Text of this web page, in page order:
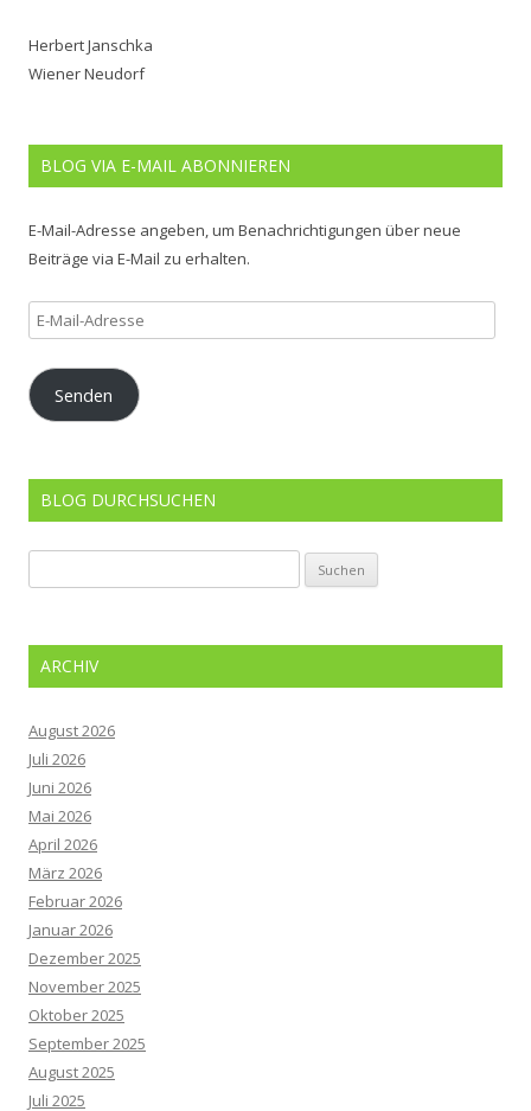
Herbert Janschka
Wiener Neudorf
BLOG VIA E-MAIL ABONNIEREN
E-Mail-Adresse angeben, um Benachrichtigungen über neue
Beiträge via E-Mail zu erhalten.
E-
Mail-
Adresse
Senden
BLOG DURCHSUCHEN
nach:
ARCHIV
August 2026
Juli 2026
Juni 2026
Mai 2026
April 2026
März 2026
Februar 2026
Januar 2026
Dezember 2025
November 2025
Oktober 2025
September 2025
August 2025
Juli 2025